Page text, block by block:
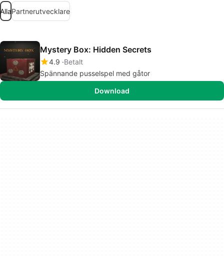
AllaPartnerutvecklare
Mystery Box: Hidden Secrets
4.9 Betalt
Spännande pusselspel med gåtor
Download